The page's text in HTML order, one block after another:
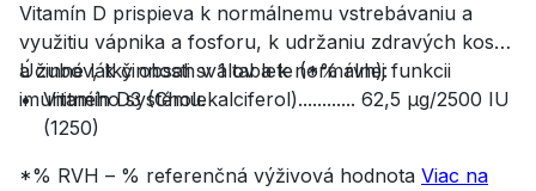
Vitamín D prispieva k normálnemu vstrebávaniu a
využitiu vápnika a fosforu, k udržaniu zdravých kostí
a zubov, k činnosti svalov a k normálnej funkcii
imunitného systému.
Účinné látky obsah v 1 tablete (*% rvh):
Vitamín D3 (Cholekalciferol)............ 62,5 μg/2500 IU
(1250)
*% RVH – % referenčná výživová hodnota Viac na